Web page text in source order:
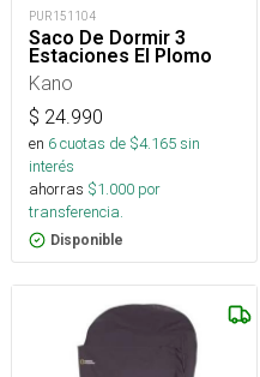
PUR151104
Saco De Dormir 3
Estaciones El Plomo
Kano
$ 24.990
en 6cuotas de $4.165sin
interés
ahorras $1.000 por
transferencia.
Disponible